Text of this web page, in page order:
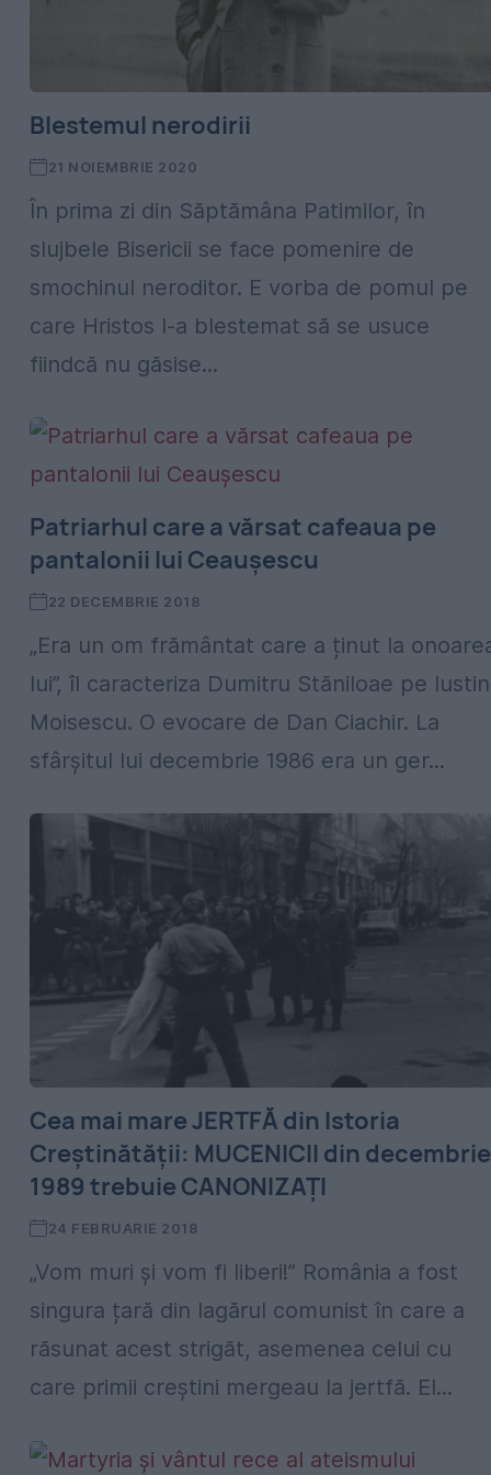
Blestemul nerodirii
21 NOIEMBRIE 2020
În prima zi din Săptămâna Patimilor, în
slujbele Bisericii se face pomenire de
smochinul neroditor. E vorba de pomul pe
care Hristos l-a blestemat să se usuce
fiindcă nu găsise...
Patriarhul care a vărsat cafeaua pe
pantalonii lui Ceaușescu
22 DECEMBRIE 2018
„Era un om frământat care a ținut la
lui”, îl caracteriza Dumitru Stăniloae pe Iustin
Moisescu. O evocare de Dan Ciachir. La
sfârşitul lui decembrie 1986 era un ger...
Cea mai mare JERTFĂ din Istoria
Creștinătății: MUCENICII din decembrie
1989 trebuie CANONIZAȚI
24 FEBRUARIE 2018
„Vom muri și vom fi liberi!” România a fost
singura țară din lagărul comunist în care a
răsunat acest strigăt, asemenea celui cu
care primii creștini mergeau la jertfă. El...